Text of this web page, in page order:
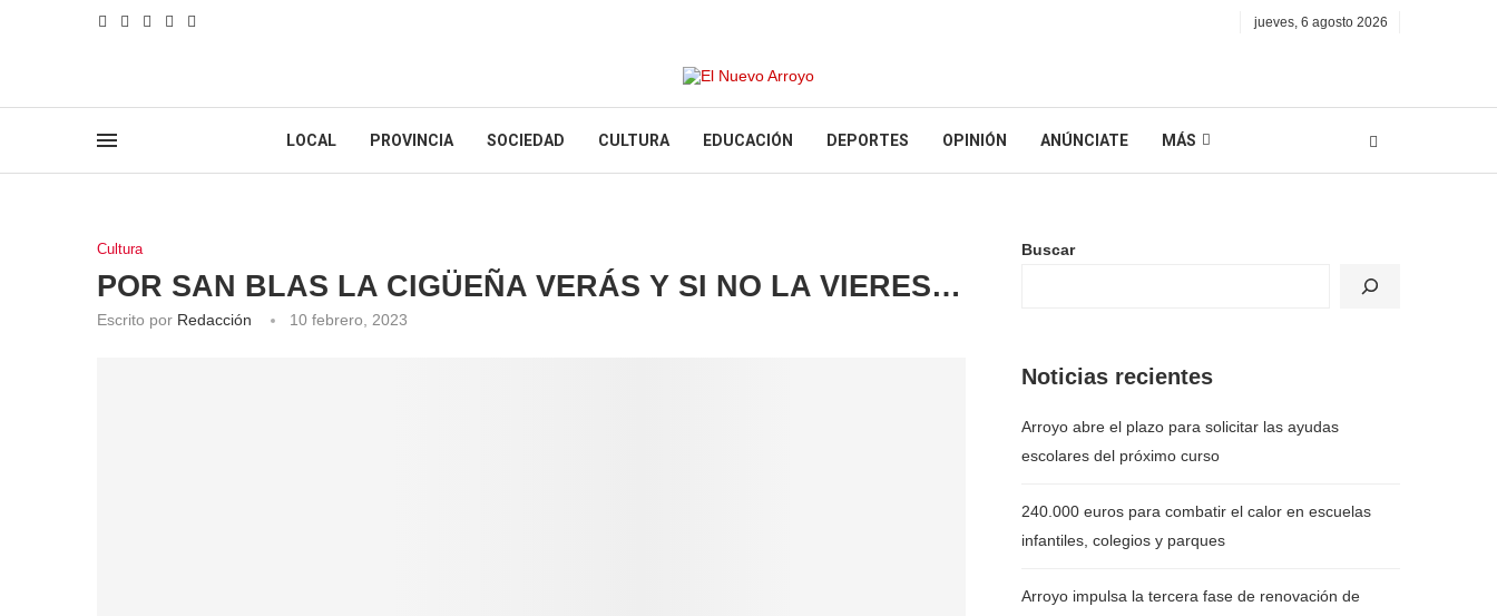
jueves, 6 agosto 2026
LOCAL PROVINCIA SOCIEDAD CULTURA EDUCACIÓN DEPORTES OPINIÓN ANÚNCIATE MÁS
Cultura
POR SAN BLAS LA CIGÜEÑA VERÁS Y SI NO LA VIERES…
Escrito por Redacción 10 febrero, 2023
Buscar
Noticias recientes
Arroyo abre el plazo para solicitar las ayudas
escolares del próximo curso
240.000 euros para combatir el calor en escuelas
infantiles, colegios y parques
Arroyo impulsa la tercera fase de renovación de